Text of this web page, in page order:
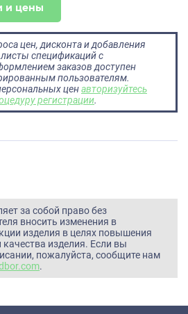
и цены
цен, дисконта и добавления
спецификаций с
заказов доступен
пользователям.
ценавторизуйтесь
регистрации.
за собой право без
вносить изменения в
изделия в целях повышения
качества изделия. Если вы
пожалуйста, сообщите нам
.